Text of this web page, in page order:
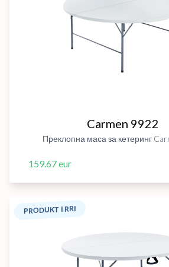
Carmen 9922
Преклопна маса за кетеринг
159.67 eur
PRODUKT I RRI